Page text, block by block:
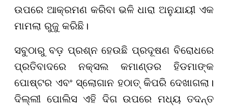
ଉପରେ ଆକ୍ରମଣ କରିବା ଭଳି ଧାରା ଅନୁଯାୟୀ ଏକ
ମାମଲା ରୁଜୁ କରିଛି।
ସବୁଠାରୁ ବଡ଼ ପ୍ରଶ୍ନ ହେଉଛି ପ୍ରଦୂଷଣ ବିରୋଧରେ
ପ୍ରତିବାଦରେ ନକ୍ସଲ କମାଣ୍ଡର ହିଡମାଙ୍କ
ପୋଷ୍ଟର ଏବଂ ସ୍ଲୋଗାନ ହଠାତ୍ କିପରି ଦେଖାଗଲା।
ଦିଲ୍ଲୀ ପୋଲିସ ଏହି ଦିଗ ଉପରେ ମଧ୍ୟ ତଦନ୍ତ